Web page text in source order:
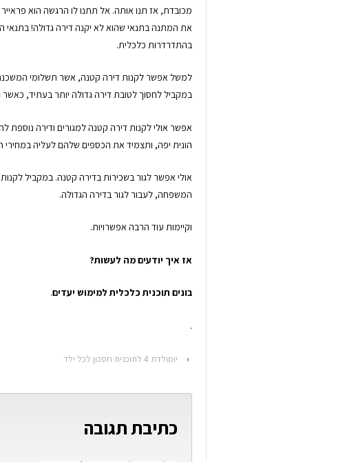
מכובדת, אז תנו אותה. אל תתנו לו הרגשה הוא
את המתנה בתנאי שהוא לא יקנה דירה גדולה! בתנאי
בהתדרדרות כלכלית.
למשל אפשר לקנות דירה קטנה, אשר תשלומי
במקביל לחסוך לטובת דירה גדולה יותר בעתיד,
אפשר אולי לקנות דירה קטנה למגורים ודירה
הונית יפה, ותצמיד את הכספים שלהם לעליה במחירי
אולי אפשר לגור בשכירות בדירה קטנה. במקביל
המשפחה, לעבור לגור בדירה הגדולה.
וקיימות עוד הרבה אפשרויות.
אז איך יודעים מה לעשות?
בונים תוכנית כלכלית למימוש יעדים.
.
‹ יומולדת 4 לתוכנית חסכון לכל ילד
כתיבת תגובה